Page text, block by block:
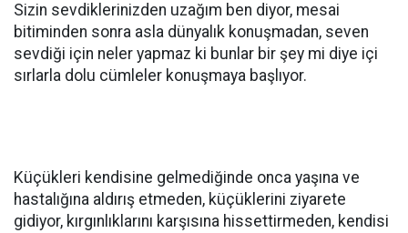
Sizin sevdiklerinizden uzağım ben diyor, mesai
bitiminden sonra asla dünyalık konuşmadan, seven
sevdiği için neler yapmaz ki bunlar bir şey mi diye içi
sırlarla dolu cümleler konuşmaya başlıyor.
Küçükleri kendisine gelmediğinde onca yaşına ve
hastalığına aldırış etmeden, küçüklerini ziyarete
gidiyor, kırgınlıklarını karşısına hissettirmeden, kendisi